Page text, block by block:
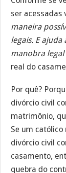
ser acessadas
maneira
legais. E
manobra
real do
Por quê?
divórcio civil
matrimônio,
Se um
divórcio civil
casamento,
quebra do